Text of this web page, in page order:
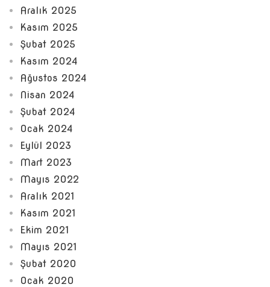
Aralık 2025
Kasım 2025
Şubat 2025
Kasım 2024
Ağustos 2024
Nisan 2024
Şubat 2024
Ocak 2024
Eylül 2023
Mart 2023
Mayıs 2022
Aralık 2021
Kasım 2021
Ekim 2021
Mayıs 2021
Şubat 2020
Ocak 2020